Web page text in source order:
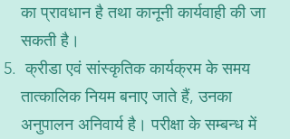
का प्रावधान है तथा कानूनी कार्यवाही की जा
सकती है।
क्रीडा एवं सांस्कृतिक कार्यक्रम के समय
तात्कालिक नियम बनाए जाते हैं, उनका
अनुपालन अनिवार्य है। परीक्षा के सम्बन्ध में